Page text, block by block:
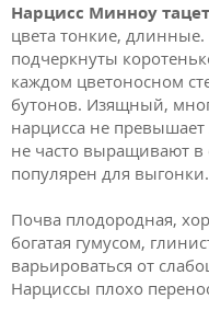
Нарцисс Минноу
цвета тонкие,
подчеркнуты
каждом цветоносном
бутонов. Изящный,
нарцисса не
не часто выращивают в
популярен для выгонки.
Почва плодородная,
богатая гумусом,
варьироваться от
Нарциссы плохо